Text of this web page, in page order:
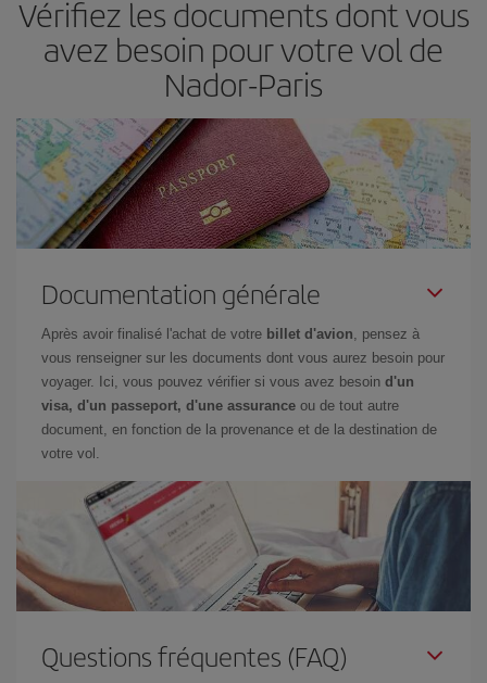
Vérifiez les documents dont vous
avez besoin pour votre vol de
Nador-Paris
Documentation générale
Après avoir finalisé l'achat de votre billet d'avion, pensez à
vous renseigner sur les documents dont vous aurez besoin pour
voyager. Ici, vous pouvez vérifier si vous avez besoin d'un
visa, d'un passeport, d'une assurance ou de tout autre
document, en fonction de la provenance et de la destination de
votre vol.
Questions fréquentes (FAQ)